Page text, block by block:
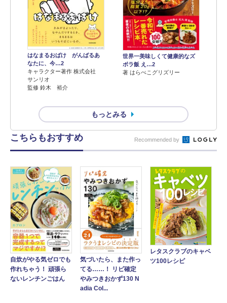
はなまるおばけ がんばるあ
なたに、今…2
キャラクター著作 株式会社
サンリオ
監修 鈴木 裕介
世界一美味しくて健康的なズ
ボラ飯 え…2
著 はらぺこグリズリー
もっとみる
こちらもおすすめ Recommended by
自炊がやる気ゼロでも
作れちゃう！ 頑張ら
ないレンチンごはん
気づいたら、また作っ
てる……！ リピ確定
やみつきおかず130 N
adia Col...
レタスクラブのキャベ
ツ100レシピ